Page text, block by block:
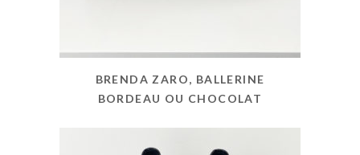
BRENDA ZARO, BALLERINE
BORDEAU OU CHOCOLAT